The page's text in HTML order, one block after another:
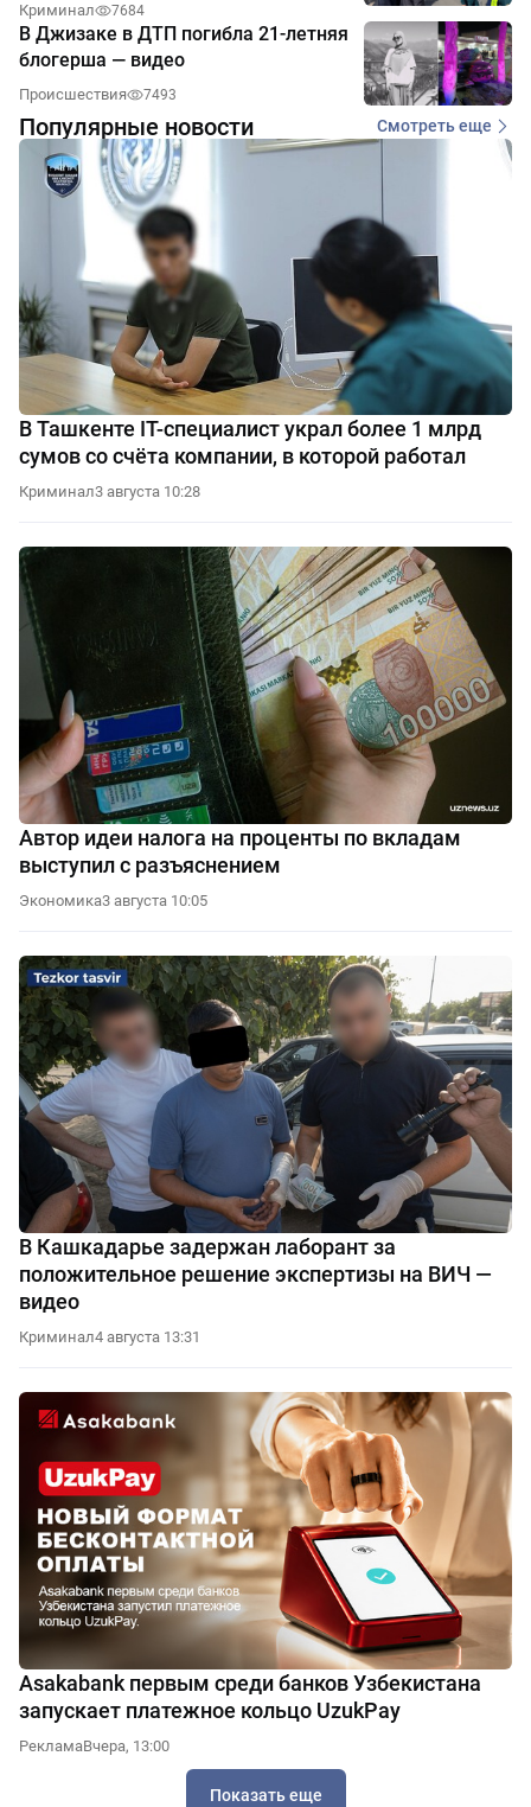
Криминал 7684
В Джизаке в ДТП погибла 21-летняя
блогерша — видео
Происшествия 7493
Популярные новости Смотреть еще
В Ташкенте IT-специалист украл более 1 млрд
сумов со счёта компании, в которой работал
Криминал3 августа 10:28
Автор идеи налога на проценты по вкладам
выступил с разъяснением
Экономика3 августа 10:05
В Кашкадарье задержан лаборант за
положительное решение экспертизы на ВИЧ —
видео
Криминал4 августа 13:31
Asakabank первым среди банков Узбекистана
запускает платежное кольцо UzukPay
РекламаВчера, 13:00
Показать еще